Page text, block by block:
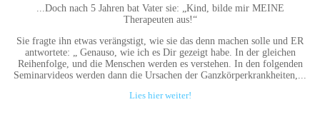
...Doch nach 5 Jahren bat Vater sie: „Kind, bilde mir MEINE
Therapeuten aus!“
Sie fragte ihn etwas verängstigt, wie sie das denn machen solle und ER
antwortete: „ Genauso, wie ich es Dir gezeigt habe. In der gleichen
Reihenfolge, und die Menschen werden es verstehen. In den folgenden
Seminarvideos werden dann die Ursachen der Ganzkörperkrankheiten,...
Lies hier weiter!